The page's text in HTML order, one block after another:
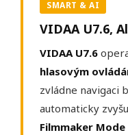
SMART & AI
VIDAA U7.6,
VIDAA U7.6
hlasovým
zvládne navigaci
automaticky
Filmmaker Mode